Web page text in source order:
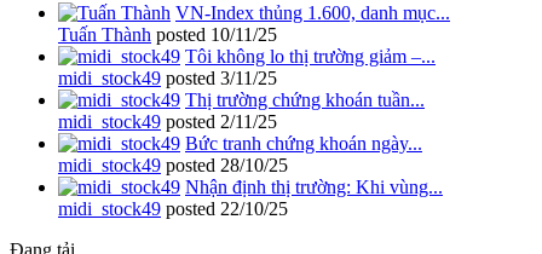
VN-Index thủng 1.600, danh mục...
Tuấn Thành posted 10/11/25
Tôi không lo thị trường giảm –...
midi_stock49 posted 3/11/25
Thị trường chứng khoán tuần...
midi_stock49 posted 2/11/25
Bức tranh chứng khoán ngày...
midi_stock49 posted 28/10/25
Nhận định thị trường: Khi vùng...
midi_stock49 posted 22/10/25